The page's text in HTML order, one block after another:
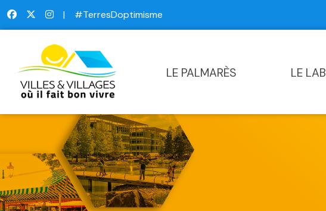
| #TerresDoptimisme
LE PALMARÈS LE